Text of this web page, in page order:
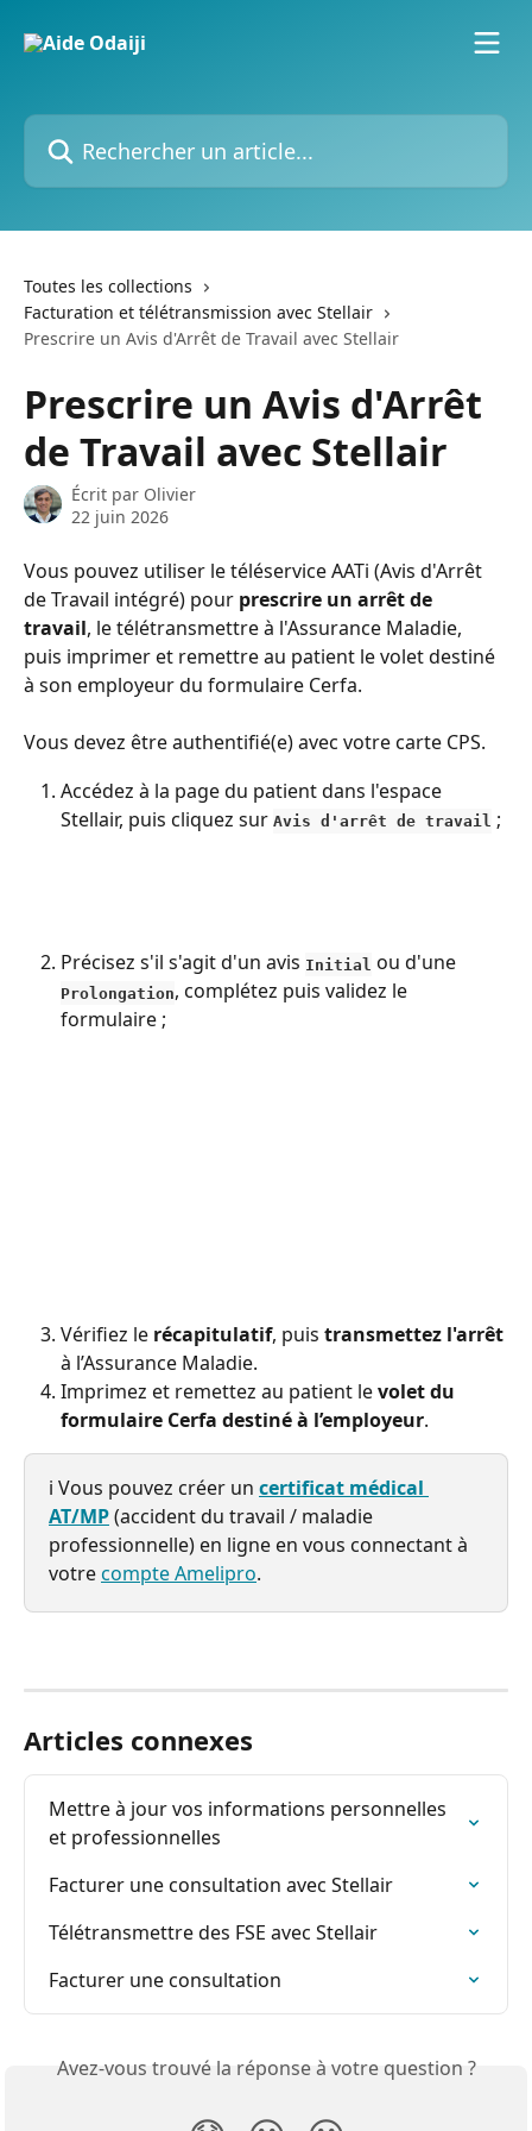
Rechercher un article...
Toutes les collections
Facturation et télétransmission avec Stellair
Prescrire un Avis d'Arrêt de Travail avec Stellair
Prescrire un Avis d'Arrêt
de Travail avec Stellair
Écrit par Olivier
22 juin 2026
Vous pouvez utiliser le téléservice AATi (Avis d'Arrêt
de Travail intégré) pour prescrire un arrêt de
travail, le télétransmettre à l'Assurance Maladie,
puis imprimer et remettre au patient le volet destiné
à son employeur du formulaire Cerfa.
Vous devez être authentifié(e) avec votre carte CPS.
Accédez à la page du patient dans l'espace
Stellair, puis cliquez sur Avis d'arrêt de travail ;
Précisez s'il s'agit d'un avis Initial ou d'une
Prolongation, complétez puis validez le
formulaire ;
Vérifiez le récapitulatif, puis transmettez l'arrêt
à l’Assurance Maladie.
Imprimez et remettez au patient le volet du
formulaire Cerfa destiné à l’employeur.
ℹ️ Vous pouvez créer un certificat médical
AT/MP (accident du travail / maladie
professionnelle) en ligne en vous connectant à
votre compte Amelipro.
Articles connexes
Mettre à jour vos informations personnelles
et professionnelles
Facturer une consultation avec Stellair
Télétransmettre des FSE avec Stellair
Facturer une consultation
Avez-vous trouvé la réponse à votre question ?